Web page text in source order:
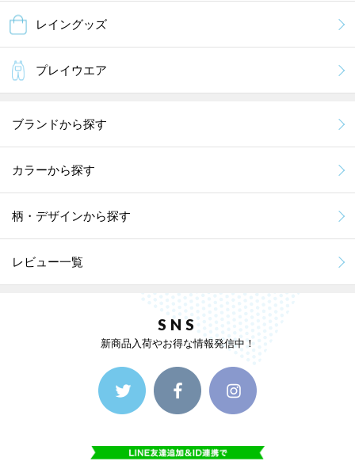
レイングッズ
プレイウエア
ブランドから探す
カラーから探す
柄・デザインから探す
レビュー一覧
SNS
新商品入荷やお得な情報発信中！